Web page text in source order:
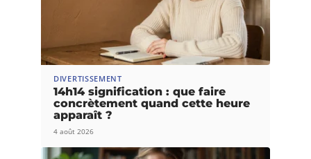
DIVERTISSEMENT
14h14 signification : que faire
concrètement quand cette heure
apparaît ?
4 août 2026